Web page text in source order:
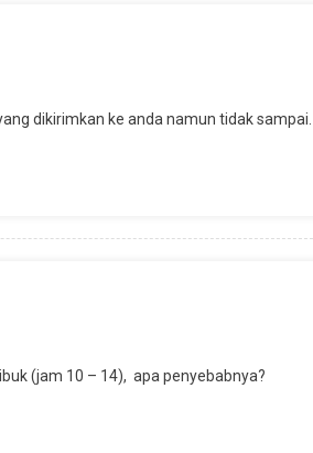
dikirimkan ke anda namun tidak sampai.
(jam 10 – 14), apa penyebabnya?